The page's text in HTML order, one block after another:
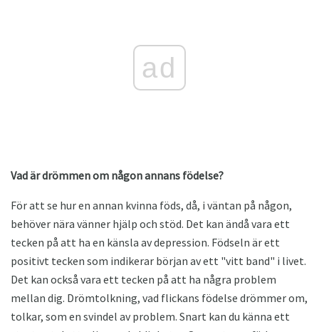
ad
Vad är drömmen om någon annans födelse?
För att se hur en annan kvinna föds, då, i väntan på någon,
behöver nära vänner hjälp och stöd. Det kan ändå vara ett
tecken på att ha en känsla av depression. Födseln är ett
positivt tecken som indikerar början av ett "vitt band" i livet.
Det kan också vara ett tecken på att ha några problem
mellan dig. Drömtolkning, vad flickans födelse drömmer om,
tolkar, som en svindel av problem. Snart kan du känna ett